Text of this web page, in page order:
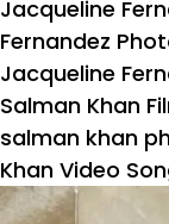
Jacqueline
Fernandez
Jacqueline
Salman Khan
salman khan
Khan Video